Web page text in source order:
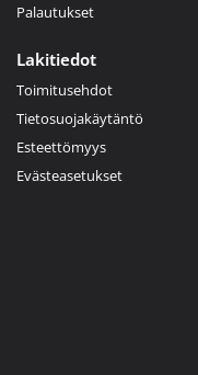
Palautukset
Lakitiedot
Toimitusehdot
Tietosuojakäytäntö
Esteettömyys
Evästeasetukset